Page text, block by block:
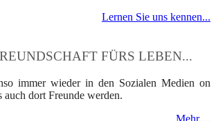
Lernen Sie uns kennen...
FÜRS LEBEN...
immer wieder in den Sozialen Medien on
auch dort Freunde werden.